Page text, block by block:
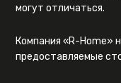
могут отличаться.
Компания «R-Home»
предоставляемые